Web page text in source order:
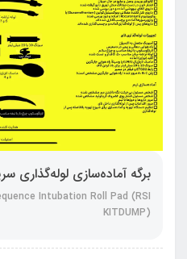
برگه آماده‌سازی لوله‌گذاری
Intubation Roll Pad (RSI
KITDUMP)